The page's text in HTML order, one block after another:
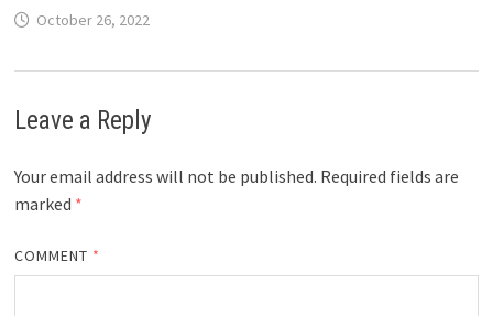
October 26, 2022
Leave a Reply
Your email address will not be published. Required fields are
marked *
COMMENT *